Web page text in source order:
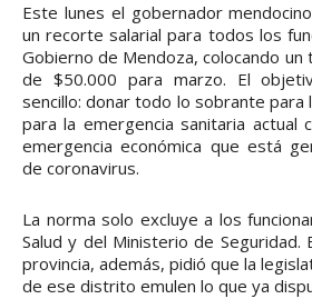
Este lunes el gobernador
un recorte salarial para todos los
Gobierno de Mendoza, colocando un
de $50.000 para marzo. El
sencillo: donar todo lo sobrante para
para la emergencia sanitaria actual
emergencia económica que está
de coronavirus.
La norma solo excluye a los
Salud y del Ministerio de Seguridad.
provincia, además, pidió que la
de ese distrito emulen lo que ya